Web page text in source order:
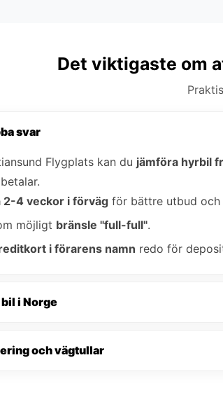
Det viktigaste om
svar
Flygplats kan du jämföra hyrbil
2-4 veckor i förväg för bättre utbud och
möjligt bränsle "full-full".
i förarens namn redo för
bil i Norge
och vägtullar